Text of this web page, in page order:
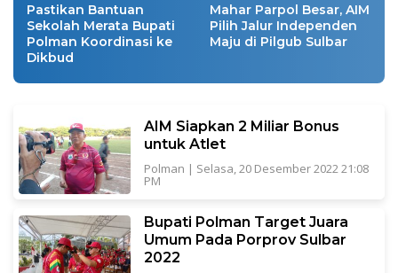
Pastikan Bantuan
Sekolah Merata Bupati
Polman Koordinasi ke
Dikbud
Mahar Parpol Besar, AIM
Pilih Jalur Independen
Maju di Pilgub Sulbar
AIM Siapkan 2 Miliar Bonus
untuk Atlet
Polman | Selasa, 20 Desember 2022 21:08
PM
Bupati Polman Target Juara
Umum Pada Porprov Sulbar
2022